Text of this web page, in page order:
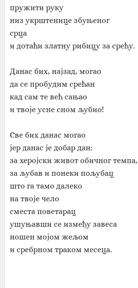
пружити руку
низ укрштенице збуњеног
срца
и дотаћи златну рибицу за срећу.
Данас бих, најзад, могао
да се пробудим срећан
кад сам те већ сањао
и твоје усне сном љубио!
Све бих данас могао
јер данас је добар дан:
за херојски живот обичног темпа,
за љубав и понеки пољубац
што га тамо далеко
на твоје чело
сместа поветарац
ушуњавши се између завеса
ношен мојом жељом
и сребрном траком месеца.